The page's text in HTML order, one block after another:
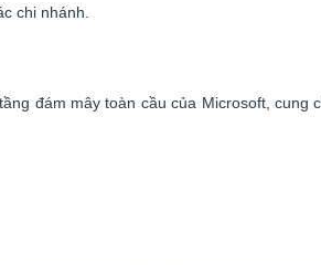
chi nhánh.
đám mây toàn cầu của Microsoft, cung